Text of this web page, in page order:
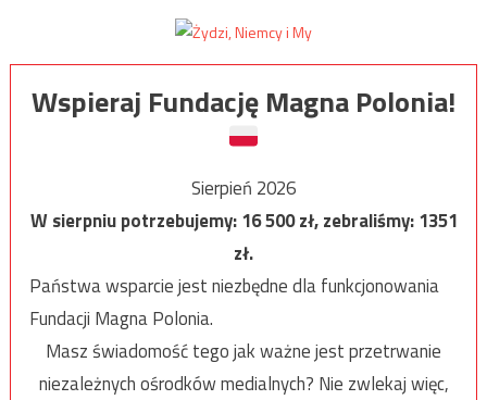
Wspieraj Fundację Magna Polonia!
Sierpień 2026
W sierpniu potrzebujemy:16 500zł, zebraliśmy:1351
zł.
Państwa wsparcie jest niezbędne dla funkcjonowania
Fundacji Magna Polonia.
Masz świadomość tego jak ważne jest przetrwanie
niezależnych ośrodków medialnych? Nie zwlekaj więc,